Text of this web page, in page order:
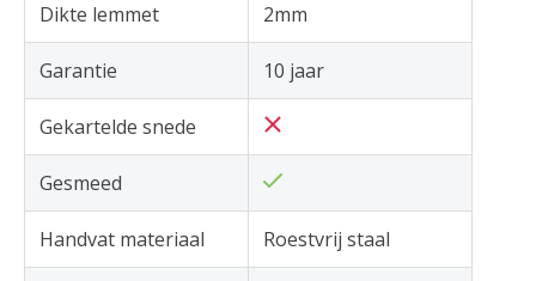
Dikte lemmet 2mm
Garantie 10 jaar
Gekartelde snede
Gesmeed
Handvat materiaal Roestvrij staal